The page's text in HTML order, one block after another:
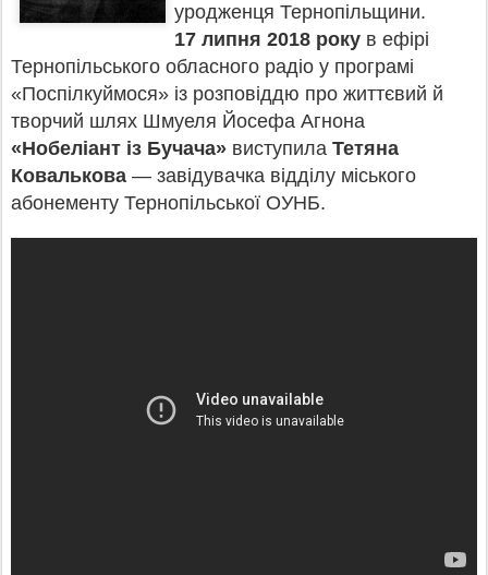
уродженця Тернопільщини.
17 липня 2018 року в ефірі
Тернопільського обласного радіо у програмі
«Поспілкуймося» із розповіддю про життєвий й
творчий шлях Шмуеля Йосефа Агнона
«Нобеліант із Бучача» виступила Тетяна
Ковалькова — завідувачка відділу міського
абонементу Тернопільської ОУНБ.